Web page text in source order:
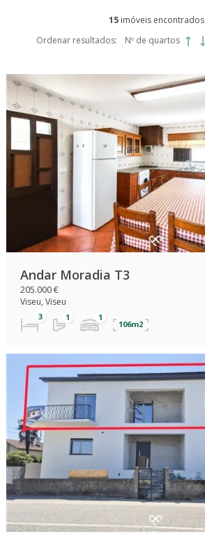
15imóveis encontrados
Ordenar resultados:
Nº de quartos
Andar Moradia T3
205.000 €
Viseu, Viseu
106m2